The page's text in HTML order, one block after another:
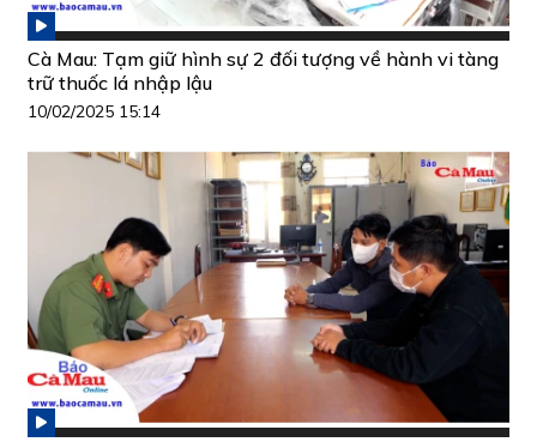
Cà Mau: Tạm giữ hình sự 2 đối tượng về hành vi tàng
trữ thuốc lá nhập lậu
10/02/2025 15:14